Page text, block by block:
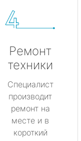
Ремонт
техники
Специалист
производит
ремонт на
месте и в
короткий